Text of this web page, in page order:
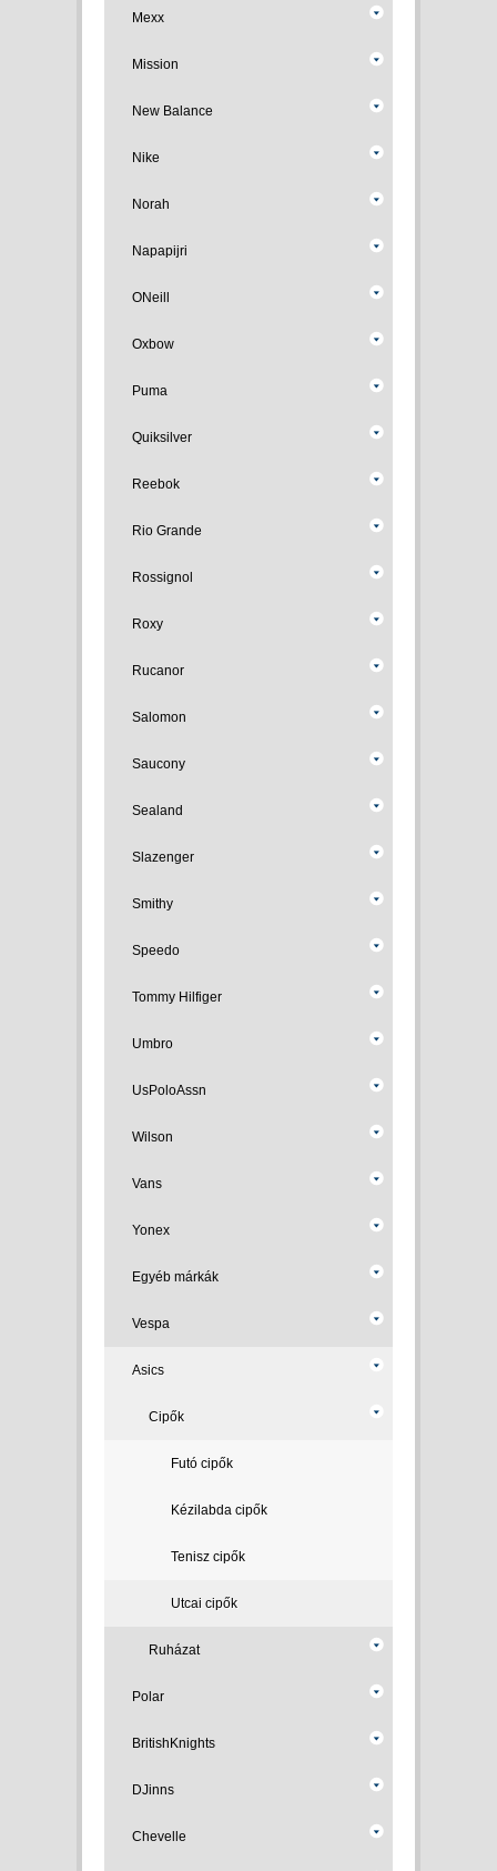
Mexx
Mission
New Balance
Nike
Norah
Napapijri
ONeill
Oxbow
Puma
Quiksilver
Reebok
Rio Grande
Rossignol
Roxy
Rucanor
Salomon
Saucony
Sealand
Slazenger
Smithy
Speedo
Tommy Hilfiger
Umbro
UsPoloAssn
Wilson
Vans
Yonex
Egyéb márkák
Vespa
Asics
Cipők
Futó cipők
Kézilabda cipők
Tenisz cipők
Utcai cipők
Ruházat
Polar
BritishKnights
DJinns
Chevelle